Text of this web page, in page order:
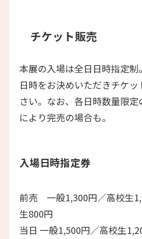
チケット販売
本展の⼊場は全⽇⽇時指定制
⽇時をお決めいただきチケ
さい。なお、各⽇時数量限
により完売の場合も。
⼊場⽇時指定券
前売 ⼀般1,300円／高校⽣
⽣800円
当⽇ ⼀般1,500円／高校生